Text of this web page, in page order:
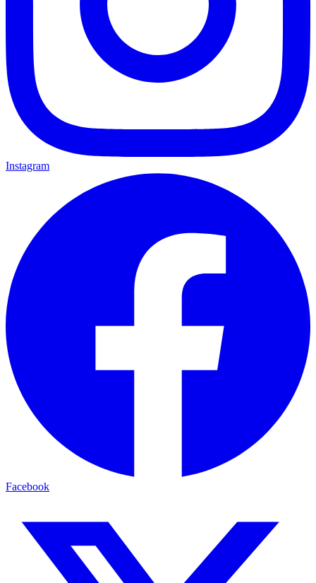
Instagram
Facebook